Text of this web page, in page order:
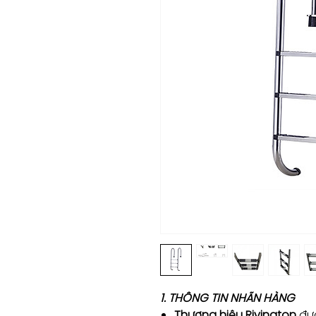
1. THÔNG TIN NHÃN HÀNG